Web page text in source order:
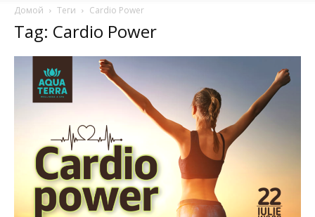
Домой Теги Cardio Power
Tag: Cardio Power